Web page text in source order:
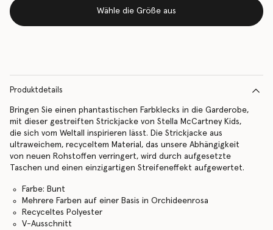
Wähle die Größe aus
Produktdetails
Bringen Sie einen phantastischen Farbklecks in die Garderobe,
mit dieser gestreiften Strickjacke von Stella McCartney Kids,
die sich vom Weltall inspirieren lässt. Die Strickjacke aus
ultraweichem, recyceltem Material, das unsere Abhängigkeit
von neuen Rohstoffen verringert, wird durch aufgesetzte
Taschen und einen einzigartigen Streifeneffekt aufgewertet.
Farbe: Bunt
Mehrere Farben auf einer Basis in Orchideenrosa
Recyceltes Polyester
V-Ausschnitt